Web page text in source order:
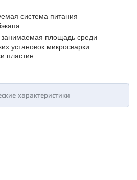
система питания
площадь среди
установок микросварки
пластин
характеристики